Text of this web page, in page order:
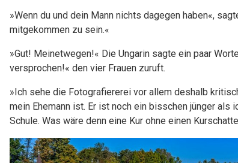
»Wenn du und dein Mann nichts dagegen haben«,
mitgekommen zu sein.«
»Gut! Meinetwegen!« Die Ungarin sagte ein paar
versprochen!« den vier Frauen zuruft.
»Ich sehe die Fotografiererei vor allem deshalb
mein Ehemann ist. Er ist noch ein bisschen jünger als
Schule. Was wäre denn eine Kur ohne einen